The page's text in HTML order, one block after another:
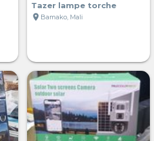
Tazer lampe torche
location_on Bamako, Mali